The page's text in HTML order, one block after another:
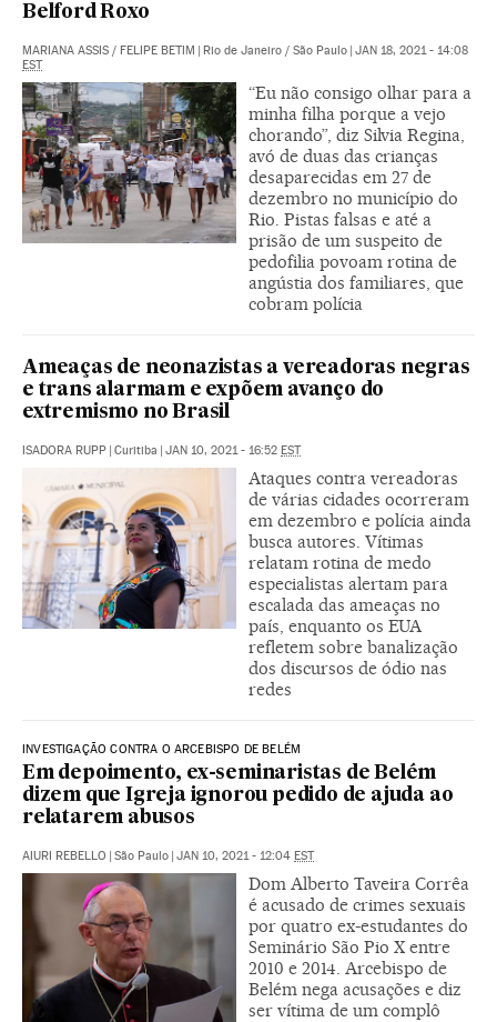
Belford Roxo
MARIANA ASSIS / FELIPE BETIM | Rio de Janeiro / São Paulo | JAN 18, 2021 - 14:08
EST
“Eu não consigo olhar para a
minha filha porque a vejo
chorando”, diz Silvia Regina,
avó de duas das crianças
desaparecidas em 27 de
dezembro no município do
Rio. Pistas falsas e até a
prisão de um suspeito de
pedofilia povoam rotina de
angústia dos familiares, que
cobram polícia
Ameaças de neonazistas a vereadoras negras
e trans alarmam e expõem avanço do
extremismo no Brasil
ISADORA RUPP | Curitiba | JAN 10, 2021 - 16:52 EST
Ataques contra vereadoras
de várias cidades ocorreram
em dezembro e polícia ainda
busca autores. Vítimas
relatam rotina de medo
especialistas alertam para
escalada das ameaças no
país, enquanto os EUA
refletem sobre banalização
dos discursos de ódio nas
redes
INVESTIGAÇÃO CONTRA O ARCEBISPO DE BELÉM
Em depoimento, ex-seminaristas de Belém
dizem que Igreja ignorou pedido de ajuda ao
relatarem abusos
AIURI REBELLO | São Paulo | JAN 10, 2021 - 12:04 EST
Dom Alberto Taveira Corrêa
é acusado de crimes sexuais
por quatro ex-estudantes do
Seminário São Pio X entre
2010 e 2014. Arcebispo de
Belém nega acusações e diz
ser vítima de um complô